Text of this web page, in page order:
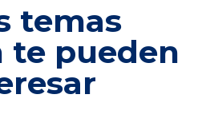
temas
te pueden